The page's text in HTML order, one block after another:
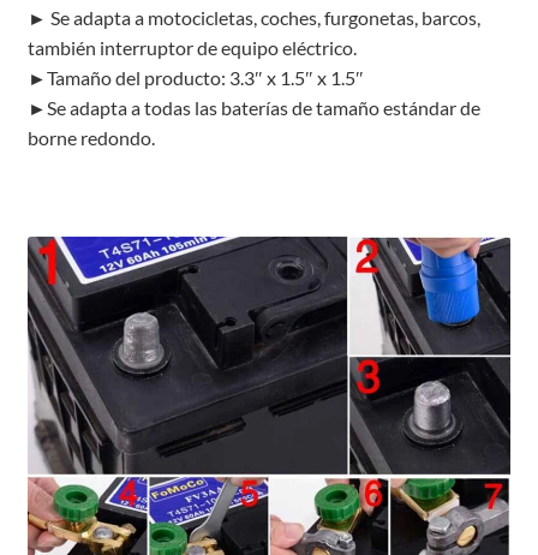
► Se adapta a motocicletas, coches, furgonetas, barcos,
también interruptor de equipo eléctrico.
►Tamaño del producto: 3.3″ x 1.5″ x 1.5″
►Se adapta a todas las baterías de tamaño estándar de
borne redondo.